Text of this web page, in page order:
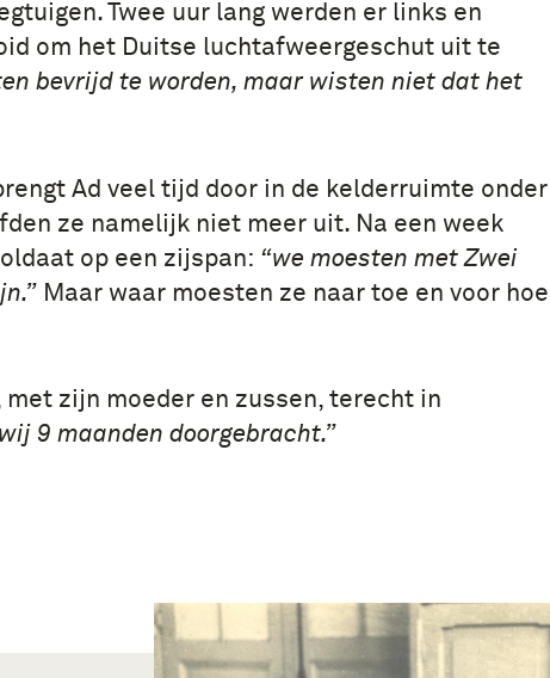
Twee uur lang werden er links en
om het Duitse luchtafweergeschut uit te
bevrijd te worden, maar wisten niet dat het
Ad veel tijd door in de kelderruimte onder
ze namelijk niet meer uit. Na een week
op een zijspan: “we moesten met Zwei
Maar waar moesten ze naar toe en voor hoe
zijn moeder en zussen, terecht in
9 maanden doorgebracht.”